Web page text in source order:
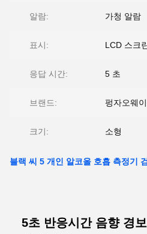
알람: 가청 알람
표시: LCD 스크
응답 시간: 5 초
브랜드: 펑자오웨이
크기: 소형
블랙 씨 5 개인 알코올 호흡 측정기
5초 반응시간 음향 경